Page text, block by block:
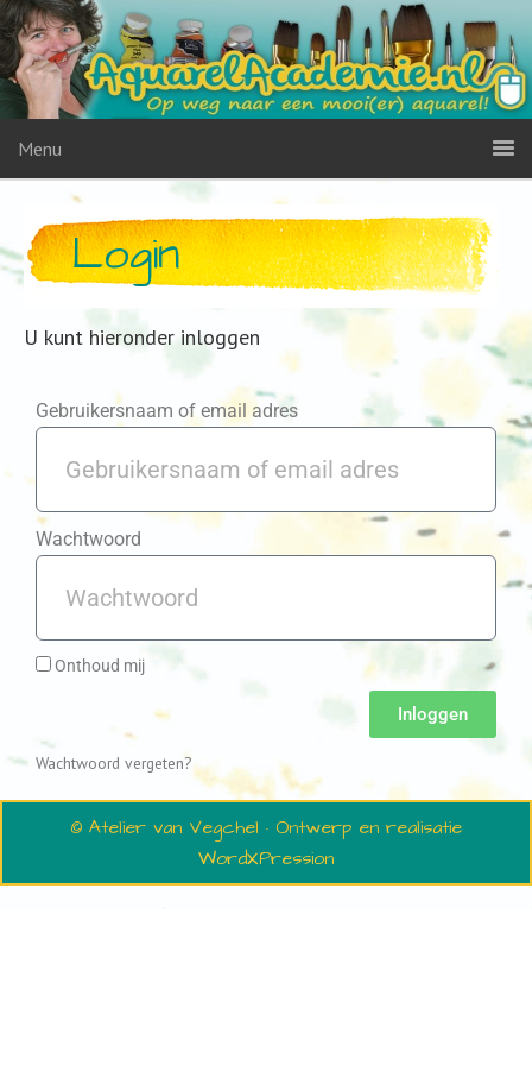
Menu
Login
U kunt hieronder inloggen
Gebruikersnaam of email adres
Wachtwoord
Onthoud mij
Inloggen
Wachtwoord vergeten?
© Atelier van Vegchel · Ontwerp en realisatie
WordXPression